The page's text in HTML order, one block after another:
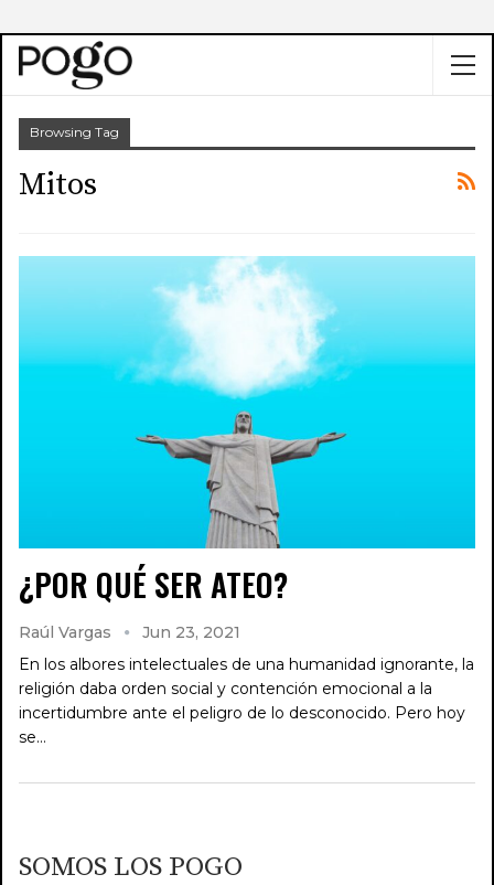
Browsing Tag
Mitos
¿POR QUÉ SER ATEO?
Raúl Vargas
Jun 23, 2021
En los albores intelectuales de una humanidad ignorante, la
religión daba orden social y contención emocional a la
incertidumbre ante el peligro de lo desconocido. Pero hoy
se…
SOMOS LOS POGO